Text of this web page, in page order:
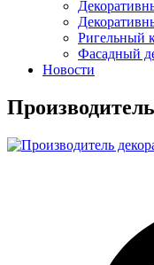
Ригельный
Фасадный
Новости